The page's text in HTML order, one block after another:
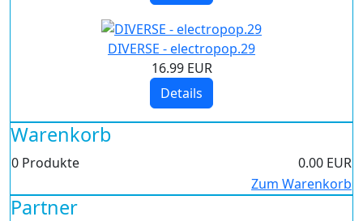
DIVERSE - electropop.29
16.99 EUR
Details
Warenkorb
0 Produkte
0.00 EUR
Zum Warenkorb
Partner